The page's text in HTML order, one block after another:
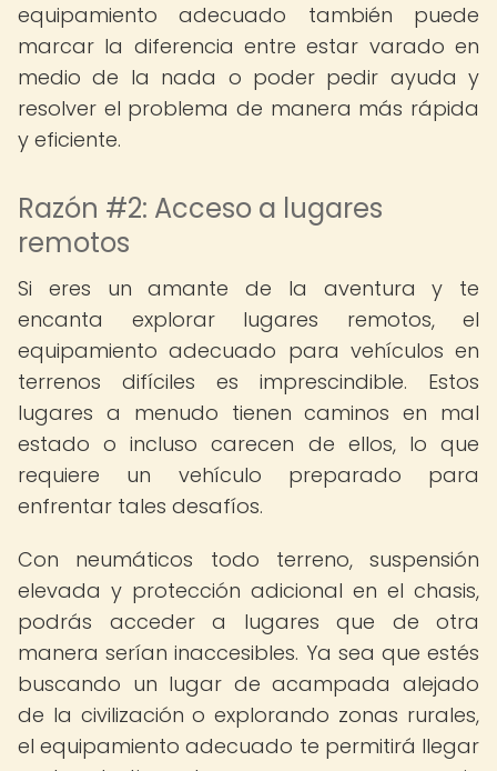
equipamiento adecuado también puede
marcar la diferencia entre estar varado en
medio de la nada o poder pedir ayuda y
resolver el problema de manera más rápida
y eficiente.
Razón #2: Acceso a lugares
remotos
Si eres un amante de la aventura y te
encanta explorar lugares remotos, el
equipamiento adecuado para vehículos en
terrenos difíciles es imprescindible. Estos
lugares a menudo tienen caminos en mal
estado o incluso carecen de ellos, lo que
requiere un vehículo preparado para
enfrentar tales desafíos.
Con neumáticos todo terreno, suspensión
elevada y protección adicional en el chasis,
podrás acceder a lugares que de otra
manera serían inaccesibles. Ya sea que estés
buscando un lugar de acampada alejado
de la civilización o explorando zonas rurales,
el equipamiento adecuado te permitirá llegar